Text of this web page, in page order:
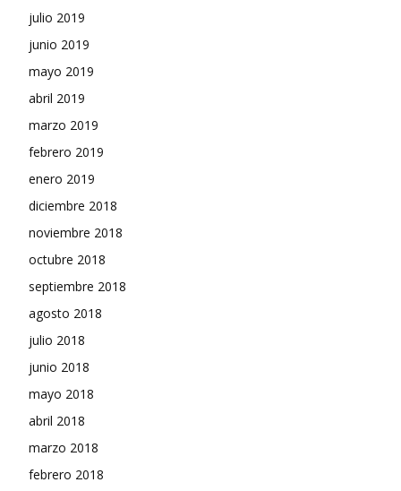
julio 2019
junio 2019
mayo 2019
abril 2019
marzo 2019
febrero 2019
enero 2019
diciembre 2018
noviembre 2018
octubre 2018
septiembre 2018
agosto 2018
julio 2018
junio 2018
mayo 2018
abril 2018
marzo 2018
febrero 2018